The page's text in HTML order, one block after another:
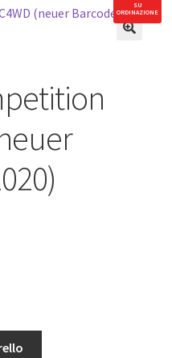
SU
ORDINAZIONE